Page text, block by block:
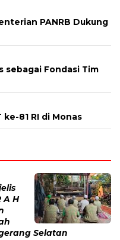
PANRB Dukung
sebagai Fondasi Tim
ke-81 RI di Monas
A H
Selatan